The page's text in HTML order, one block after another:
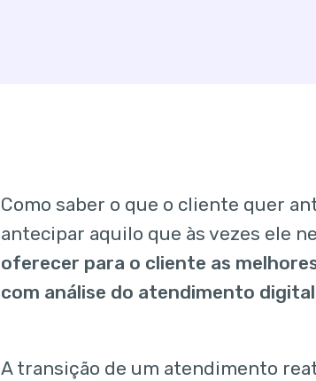
Como saber o que o cliente quer
antecipar aquilo que às vezes ele
oferecer para o cliente as
com análise do atendimento
A transição de um atendimento